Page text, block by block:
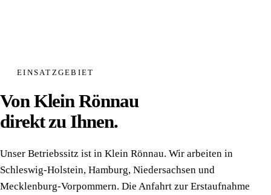
EINSATZGEBIET
Von Klein Rönnau
direkt zu Ihnen.
Unser Betriebssitz ist in Klein Rönnau. Wir arbeiten in
Schleswig-Holstein, Hamburg, Niedersachsen und
Mecklenburg-Vorpommern. Die Anfahrt zur Erstaufnahme